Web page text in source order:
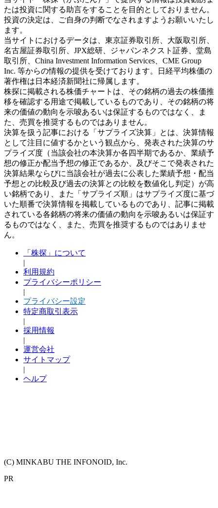
たは投資に関する助言をすることを目的としておりません。
投資の決定は、ご自身の判断でなされますようお願いいたし
ます。
当サイトにおけるデータは、東京証券取引所、大阪取引所、
名古屋証券取引所、JPX総研、ジャパンネクスト証券、堂島
取引所、China Investment Information Services、CME Group
Inc. 等からの情報の提供を受けております。日経平均株価の
著作権は日本経済新聞社に帰属します。
株探に掲載される株価チャートは、その銘柄の過去の株価推
移を確認する用途で掲載しているものであり、その銘柄の将
来の価値の動向を示唆あるいは保証するものではなく、ま
た、売買を推奨するものではありません。
決算を扱う記事における「サプライズ決算」とは、決算情報
として注目に値するかという観点から、発表された決算のサ
プライズ度（当該会社の本決算か各四半期であるか、業績予
想の修正か配当予想の修正であるか、及びそこで発表された
決算結果ならびに当該会社が過去に公表した業績予想・配当
予想との比較及び過去の決算との比較を数値化し判定）が高
い銘柄であり、また「サプライズ順」はサプライズ度に基づ
いた順番で決算情報を掲載しているものであり、記事に掲載
されている各銘柄の将来の価値の動向を示唆あるいは保証す
るものではなく、また、売買を推奨するものではありませ
ん。
「株探」について
|
利用規約
プライバシーポリシー
|
プライバシー設定
特定商取引表示
|
採用情報
|
運営会社
サイトマップ
|
ヘルプ
(C) MINKABU THE INFONOID, Inc.
PR